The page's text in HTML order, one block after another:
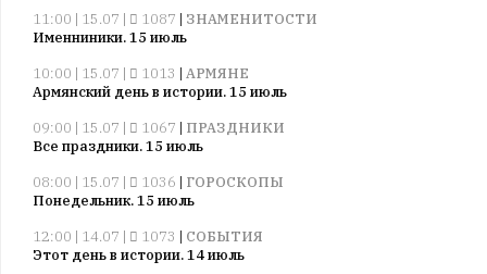
11:00 | 15.07 |
1087 | ЗНАМЕНИТОСТИ
Именниники. 15 июль
10:00 | 15.07 |
1013 | АРМЯНЕ
Армянский день в истории. 15 июль
09:00 | 15.07 |
1067 | ПРАЗДНИКИ
Все праздники. 15 июль
08:00 | 15.07 |
1036 | ГОРОСКОПЫ
Понедельник. 15 июль
12:00 | 14.07 |
1073 | СОБЫТИЯ
Этот день в истории. 14 июль